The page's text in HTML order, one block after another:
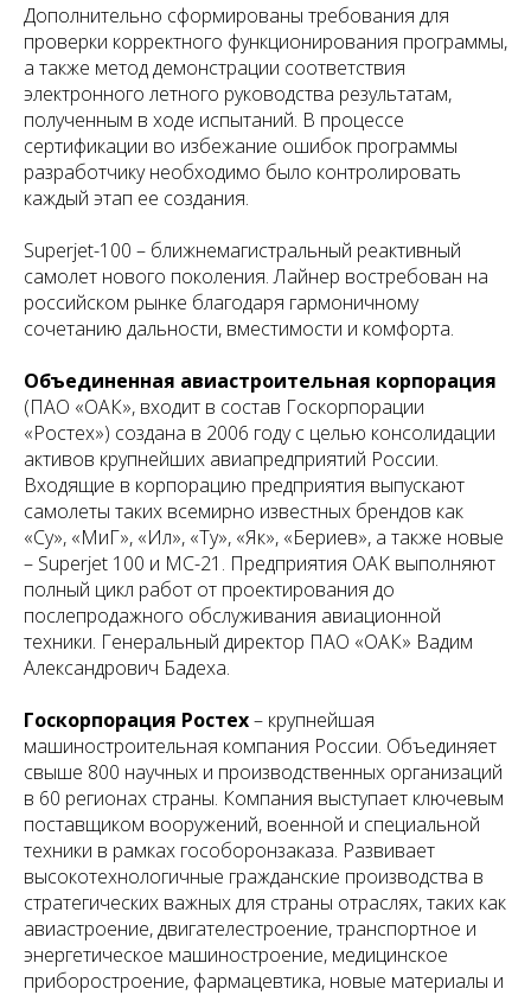
Дополнительно сформированы требования для
проверки корректного функционирования программы,
а также метод демонстрации соответствия
электронного летного руководства результатам,
полученным в ходе испытаний. В процессе
сертификации во избежание ошибок программы
разработчику необходимо было контролировать
каждый этап ее создания.
Superjet-100 – ближнемагистральный реактивный
самолет нового поколения. Лайнер востребован на
российском рынке благодаря гармоничному
сочетанию дальности, вместимости и комфорта.
Объединенная авиастроительная корпорация
(ПАО «ОАК», входит в состав Госкорпорации
«Ростех») создана в 2006 году с целью консолидации
активов крупнейших авиапредприятий России.
Входящие в корпорацию предприятия выпускают
самолеты таких всемирно известных брендов как
«Су», «МиГ», «Ил», «Ту», «Як», «Бериев», а также новые
– Superjet 100 и МС-21. Предприятия OAK выполняют
полный цикл работ от проектирования до
послепродажного обслуживания авиационной
техники. Генеральный директор ПАО «ОАК» Вадим
Александрович Бадеха.
Госкорпорация Ростех– крупнейшая
машиностроительная компания России. Объединяет
свыше 800 научных и производственных организаций
в 60 регионах страны. Компания выступает ключевым
поставщиком вооружений, военной и специальной
техники в рамках гособоронзаказа. Развивает
высокотехнологичные гражданские производства в
стратегических важных для страны отраслях, таких как
авиастроение, двигателестроение, транспортное и
энергетическое машиностроение, медицинское
приборостроение, фармацевтика, новые материалы и